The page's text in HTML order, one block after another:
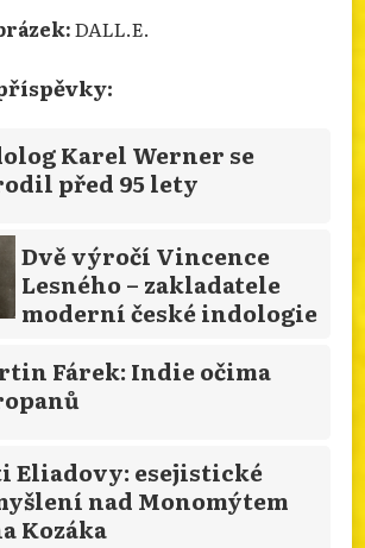
DALL.E.
Karel Werner se
před 95 lety
Dvě výročí Vincence
Lesného – zakladatele
moderní české indologie
Fárek: Indie očima
Eliadovy: esejistické
nad Monomýtem
Kozáka